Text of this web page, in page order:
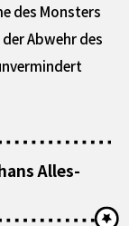
des Monsters
Abwehr des
Alles-